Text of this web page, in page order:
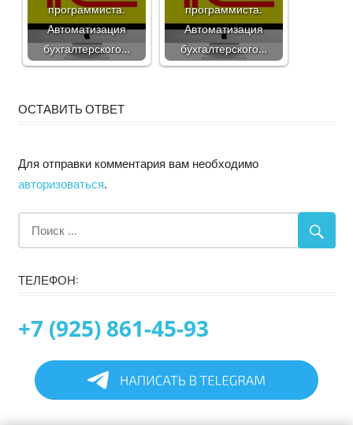
программиста.
Автоматизация
бухгалтерского…
программиста.
Автоматизация
бухгалтерского…
ОСТАВИТЬ ОТВЕТ
Для отправки комментария вам необходимо
авторизоваться.
ТЕЛЕФОН:
+7 (925) 861-45-93